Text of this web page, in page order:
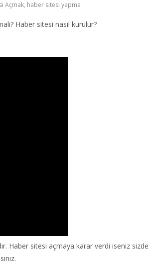
Açmak, haber sitesi yapma
Haber sitesi nasıl kurulur?
Haber sitesi açmaya karar verdi iseniz sizde